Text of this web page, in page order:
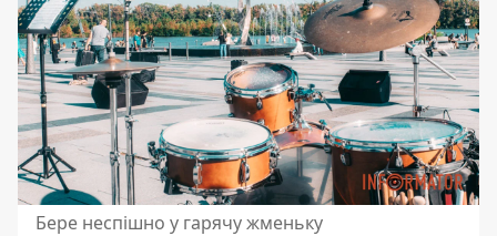
Бере неспішно у гарячу жменьку